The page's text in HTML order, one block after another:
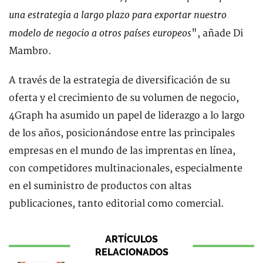
una estrategia a largo plazo para exportar nuestro
modelo de negocio a otros países europeos", añade Di
Mambro.
A través de la estrategia de diversificación de su
oferta y el crecimiento de su volumen de negocio,
4Graph ha asumido un papel de liderazgo a lo largo
de los años, posicionándose entre las principales
empresas en el mundo de las imprentas en línea,
con competidores multinacionales, especialmente
en el suministro de productos con altas
publicaciones, tanto editorial como comercial.
ARTÍCULOS
RELACIONADOS